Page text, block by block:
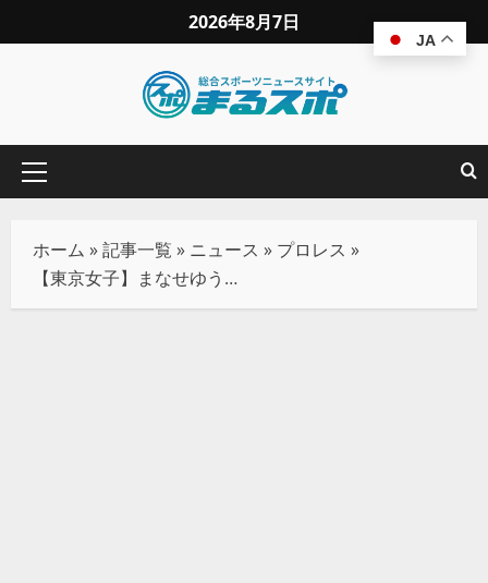
2026年8月7日
ホーム »記事一覧 » ニュース » プロレス »
【東京女子】まなせゆうな＆凍雅タッグ始動！初勝利でベルト挑戦へ！
JA